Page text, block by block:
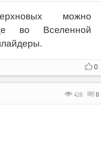
можно
во Вселенной
0
428 0